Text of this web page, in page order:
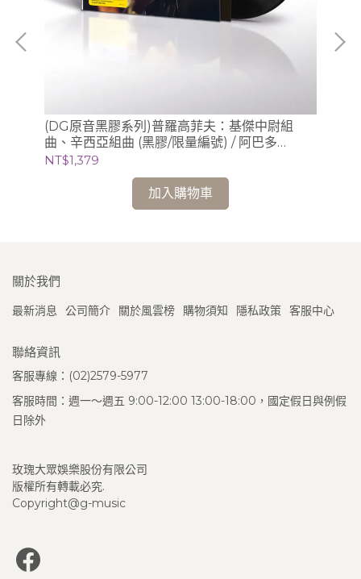
(DG原音黑膠系列)普羅高菲夫：基傑中尉組
曲、辛西亞組曲 (黑膠/限量編號) / 阿巴多
Claudio Abbado (指揮) 芝加哥交響樂團
NT$1,379
加入購物車
關於我們
最新消息 公司簡介 關於風雲榜 購物須知 隱私政策 客服中心
聯絡資訊
客服專線：(02)2579-5977
客服時間：週一～週五 9:00-12:00 13:00-18:00，國定假日與例假
日除外
玫瑰大眾娛樂股份有限公司
版權所有轉載必究.
Copyright@g-music